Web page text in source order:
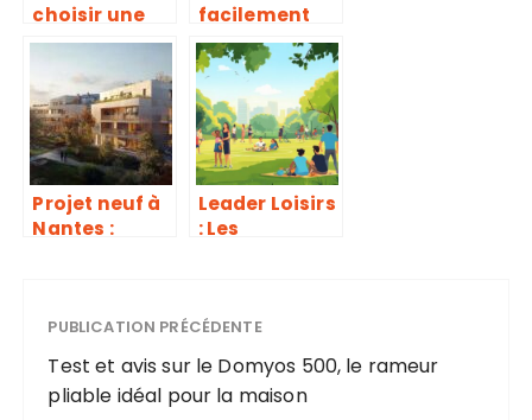
choisir une
entreprise de
écologique à
Rennes pour
votre maison
ou bureau
facilement
une location
à Lyon grâce
à des outils
interactifs
Projet neuf à
Nantes :
Leader Loisirs
: Les
espace vert
inspirant
PUBLICATION PRÉCÉDENTE
Test et avis sur le Domyos 500, le rameur
pliable idéal pour la maison